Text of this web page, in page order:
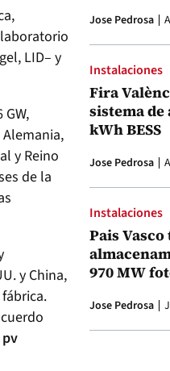
LID– y
y Reino
de la
y China,
pv
Jose Pedrosa
Instalaciones
Fira
sistema de
kWh BESS
Jose Pedrosa
Instalaciones
Pais
970 MW
Jose Pedrosa